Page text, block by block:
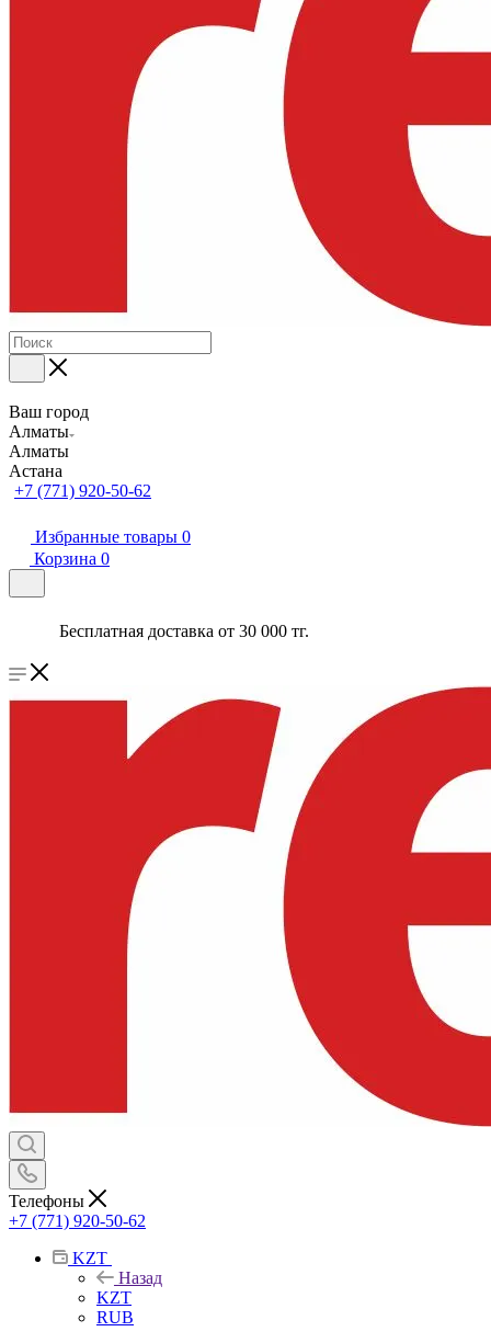
Ваш город
Алматы
Алматы
Астана
+7 (771) 920-50-62
Избранные товары 0
Корзина 0
Бесплатная доставка от 30 000 тг.
Телефоны
+7 (771) 920-50-62
KZT
Назад
KZT
RUB